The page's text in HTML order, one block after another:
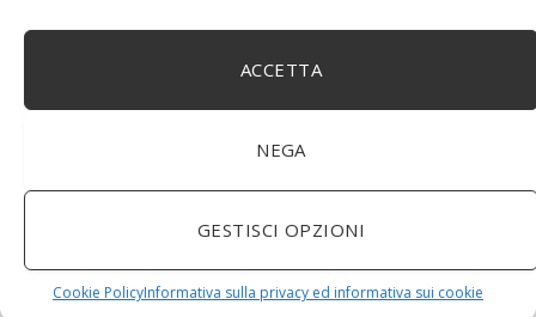
ACCETTA
NEGA
GESTISCI OPZIONI
Cookie PolicyInformativa sulla privacy ed informativa sui cookie
6 GIUGNO 2016 0
La tecnica Kirlian: l’affascinante fotografia
Hai mai sentito parlare della tecnica Kirlian? E’ un effetto